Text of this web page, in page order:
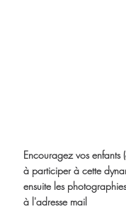
Encouragez vos enfants
à participer à cette
ensuite les
à l'adresse mail